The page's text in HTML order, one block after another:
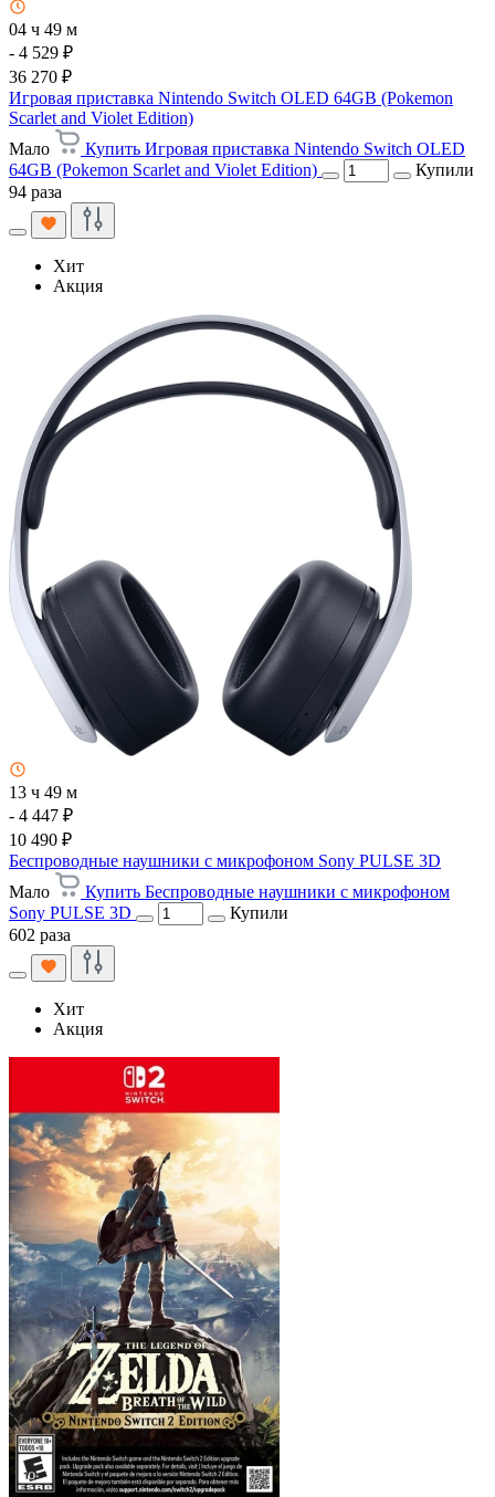
04 ч 49 м
- 4 529 ₽
36 270 ₽
Игровая приставка Nintendo Switch OLED 64GB (Pokemon
Scarlet and Violet Edition)
Мало
Купить Игровая приставка Nintendo Switch OLED
64GB (Pokemon Scarlet and Violet Edition)
Купили
94 раза
Хит
Акция
13 ч 49 м
- 4 447 ₽
10 490 ₽
Беспроводные наушники с микрофоном Sony PULSE 3D
Мало
Купить Беспроводные наушники с микрофоном
Sony PULSE 3D
Купили
602 раза
Хит
Акция